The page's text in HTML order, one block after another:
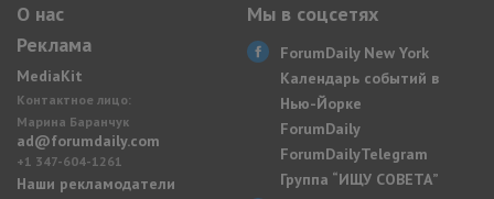
О нас
Реклама
MediaKit
Контактное лицо:
Марина Баранчук
ad@forumdaily.com
+1 347-604-1261
Наши рекламодатели
Мы в соцсетях
ForumDaily New York
Календарь событий в
Нью-Йорке
ForumDaily
ForumDailyTelegram
Группа “ИЩУ СОВЕТА”